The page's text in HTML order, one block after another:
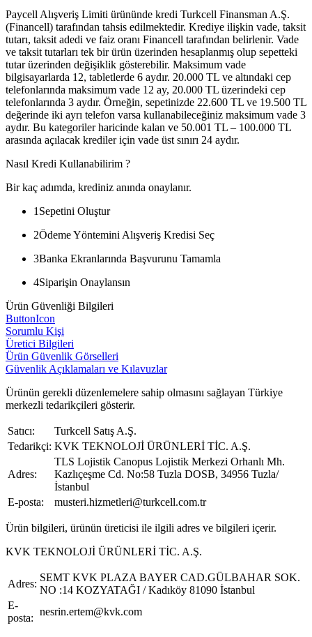
Paycell Alışveriş Limiti ürününde kredi Turkcell Finansman A.Ş.
(Financell) tarafından tahsis edilmektedir. Krediye ilişkin vade, taksit
tutarı, taksit adedi ve faiz oranı Financell tarafından belirlenir. Vade
ve taksit tutarları tek bir ürün üzerinden hesaplanmış olup sepetteki
tutar üzerinden değişiklik gösterebilir. Maksimum vade
bilgisayarlarda 12, tabletlerde 6 aydır. 20.000 TL ve altındaki cep
telefonlarında maksimum vade 12 ay, 20.000 TL üzerindeki cep
telefonlarında 3 aydır. Örneğin, sepetinizde 22.600 TL ve 19.500 TL
değerinde iki ayrı telefon varsa kullanabileceğiniz maksimum vade 3
aydır. Bu kategoriler haricinde kalan ve 50.001 TL – 100.000 TL
arasında açılacak krediler için vade üst sınırı 24 aydır.
Nasıl Kredi Kullanabilirim ?
Bir kaç adımda, krediniz anında onaylanır.
1 Sepetini Oluştur
2Ödeme Yöntemini Alışveriş Kredisi Seç
3Banka Ekranlarında Başvurunu Tamamla
4Siparişin Onaylansın
Ürün Güvenliği Bilgileri
ButtonIcon
Sorumlu Kişi
Üretici Bilgileri
Ürün Güvenlik Görselleri
Güvenlik Açıklamaları ve Kılavuzlar
Ürünün gerekli düzenlemelere sahip olmasını sağlayan Türkiye
merkezli tedarikçileri gösterir.
Satıcı:
Turkcell Satış A.Ş.
Tedarikçi: KVK TEKNOLOJİ ÜRÜNLERİ TİC. A.Ş.
Adres:
TLS Lojistik Canopus Lojistik Merkezi Orhanlı Mh.
Kazlıçeşme Cd. No:58 Tuzla DOSB, 34956 Tuzla/
İstanbul
E-posta:
musteri.hizmetleri@turkcell.com.tr
Ürün bilgileri, ürünün üreticisi ile ilgili adres ve bilgileri içerir.
KVK TEKNOLOJİ ÜRÜNLERİ TİC. A.Ş.
Adres:
SEMT KVK PLAZA BAYER CAD.GÜLBAHAR SOK.
NO :14 KOZYATAĞI / Kadıköy 81090 İstanbul
E-
posta:
nesrin.ertem@kvk.com